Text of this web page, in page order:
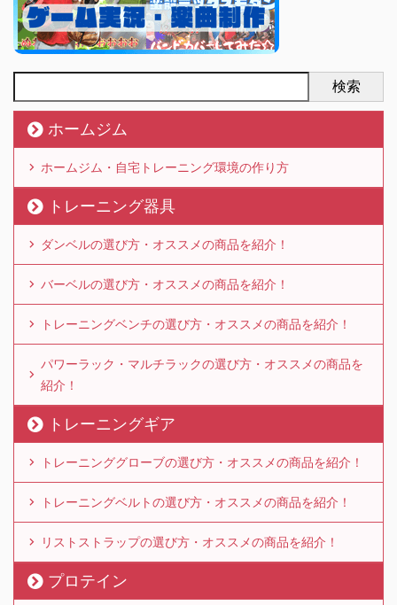
検索
ホームジム
ホームジム・自宅トレーニング環境の作り方
トレーニング器具
ダンベルの選び方・オススメの商品を紹介！
バーベルの選び方・オススメの商品を紹介！
トレーニングベンチの選び方・オススメの商品を紹介！
パワーラック・マルチラックの選び方・オススメの商品を
紹介！
トレーニングギア
トレーニンググローブの選び方・オススメの商品を紹介！
トレーニングベルトの選び方・オススメの商品を紹介！
リストストラップの選び方・オススメの商品を紹介！
プロテイン